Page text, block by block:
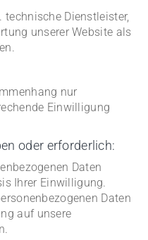
technische Dienstleister,
unserer Website als
nur
Einwilligung
oder erforderlich:
Daten
Ihrer Einwilligung.
Daten
auf unsere